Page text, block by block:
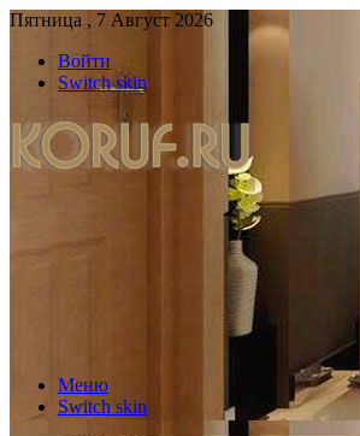
Пятница , 7 Август 2026
Войти
Switch skin
Меню
Switch skin